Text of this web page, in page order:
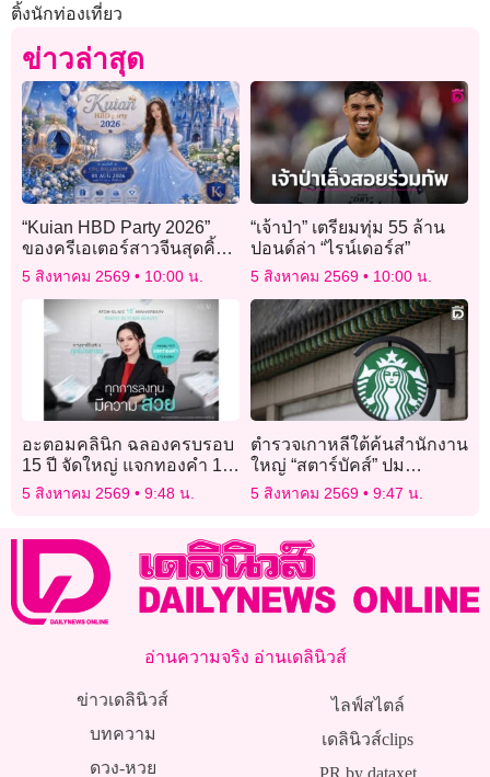
ติ้งนักท่องเที่ยว
ข่าวล่าสุด
“Kuian HBD Party 2026”
ของครีเอเตอร์สาวจีนสุดคิ้วท์
“ขุยอัน” เอฟซีฟินแน่นอน
5 สิงหาคม 2569 10:00 น.
“เจ้าป่า” เตรียมทุ่ม 55 ล้าน
ปอนด์ล่า “ไรน์เดอร์ส”
5 สิงหาคม 2569 10:00 น.
อะตอมคลินิก ฉลองครบรอบ
15 ปี จัดใหญ่ แจกทองคำ 15
รางวัล ลุ้นรับของรางวัลรวม
5 สิงหาคม 2569 9:48 น.
ตำรวจเกาหลีใต้ค้นสำนักงาน
ใหญ่ “สตาร์บัคส์” ปม
แคมเปญการตลาดโยงปฏิวัติ
5 สิงหาคม 2569 9:47 น.
อ่านความจริง อ่านเดลินิวส์
ข่าวเดลินิวส์
บทความ
ดวง-หวย
ไลฟ์สไตล์
เดลินิวส์clips
PR by dataxet